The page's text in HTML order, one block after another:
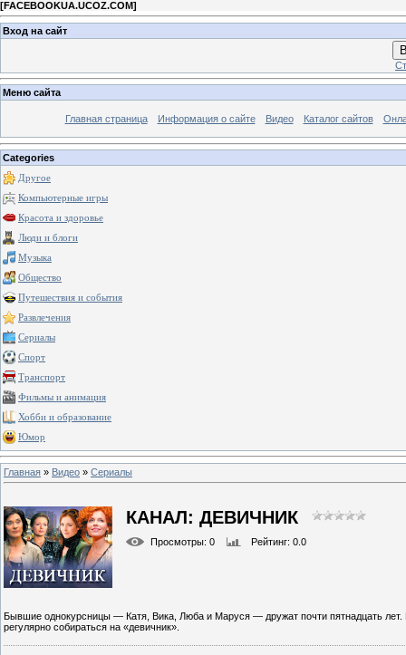
[FACEBOOKUA.UCOZ.COM]
Вход на сайт
Меню сайта
Главная страница Информация о сайте Видео Каталог сайтов
Categories
Другое
Компьютерные игры
Красота и здоровье
Люди и блоги
Музыка
Общество
Путешествия и события
Развлечения
Сериалы
Спорт
Транспорт
Фильмы и анимация
Хобби и образование
Юмор
Главная » Видео » Сериалы
КАНАЛ: ДЕВИЧНИК
Просмотры: 0 Рейтинг: 0.0
Бывшие однокурсницы — Катя, Вика, Люба и Маруся — дружат почти пятнадцать
регулярно собираться на «девичник».